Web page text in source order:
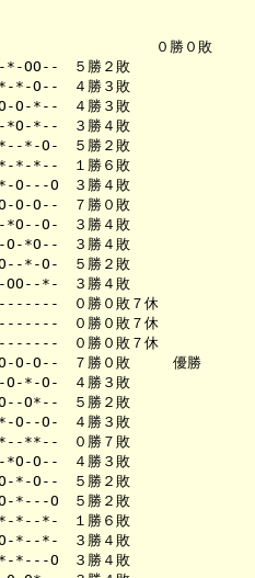
　　　　　　　　　　　０勝０敗
O-*-OO--　５勝２敗
O-*-*-O--　４勝３敗
OO-O-*--　４勝３敗
O*--*O-*--　３勝４敗
*--*-O-　５勝２敗
O*-*-*--　１勝６敗
*-O---O　３勝４敗
O-O-O-O--　７勝０敗
**--*O--O-　３勝４敗
*-O-*O--　３勝４敗
*O--*-O-　５勝２敗
OO--*-　３勝４敗
　０勝０敗７休
　０勝０敗７休
　０勝０敗７休
O-O--　７勝０敗　　　優勝
O-*-O-　４勝３敗
O--O*--　５勝２敗
O*-O--O-　４勝３敗
**-*--**--　０勝７敗
*-*O-O--　４勝３敗
O-O-*-O--　５勝２敗
*-O-*---O　５勝２敗
O*-*-*--*-　１勝６敗
O-*O-*--*-　３勝４敗
O-*-*---O　３勝４敗